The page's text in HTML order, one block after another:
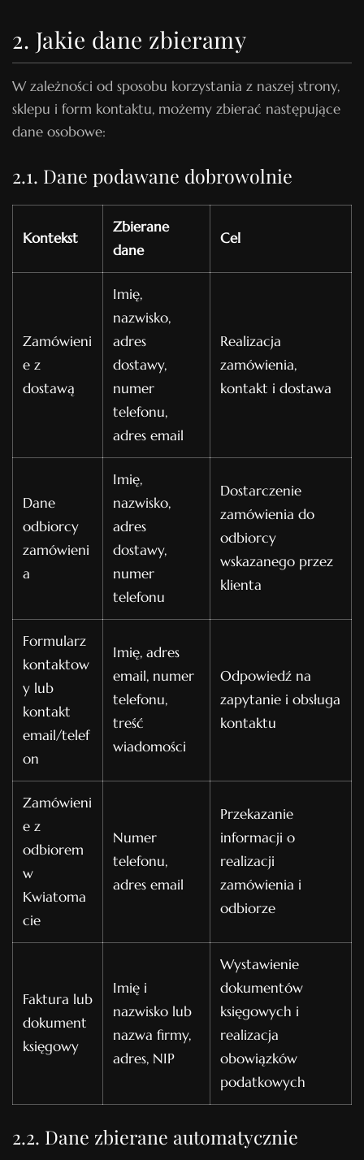
2. Jakie dane zbieramy
W zależności od sposobu korzystania z naszej strony,
sklepu i form kontaktu, możemy zbierać następujące
dane osobowe:
2.1. Dane podawane dobrowolnie
Kontekst
Zbierane
dane
Cel
Zamówieni
e z
dostawą
Imię,
nazwisko,
adres
dostawy,
numer
telefonu,
adres email
Realizacja
zamówienia,
kontakt i dostawa
Dane
odbiorcy
zamówieni
a
Imię,
nazwisko,
adres
dostawy,
numer
telefonu
Dostarczenie
zamówienia do
odbiorcy
wskazanego przez
klienta
Formularz
kontaktow
y lub
kontakt
email/telef
on
Imię, adres
email, numer
telefonu,
treść
wiadomości
Odpowiedź na
zapytanie i obsługa
kontaktu
Zamówieni
e z
odbiorem
w
Kwiatoma
cie
Numer
telefonu,
adres email
Przekazanie
informacji o
realizacji
zamówienia i
odbiorze
Faktura lub
dokument
księgowy
Imię i
nazwisko lub
nazwa firmy,
adres, NIP
Wystawienie
dokumentów
księgowych i
realizacja
obowiązków
podatkowych
2.2. Dane zbierane automatycznie